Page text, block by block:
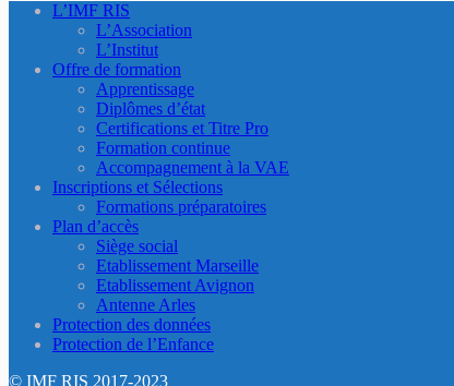
L’IMF RIS
L’Association
L’Institut
Offre de formation
Apprentissage
Diplômes d’état
Certifications et Titre Pro
Formation continue
Accompagnement à la VAE
Inscriptions et Sélections
Formations préparatoires
Plan d’accès
Siège social
Etablissement Marseille
Etablissement Avignon
Antenne Arles
Protection des données
Protection de l’Enfance
© IMF RIS 2017-2023